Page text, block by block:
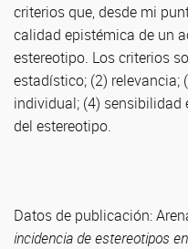
criterios que, desde mi
calidad epistémica de un
estereotipo. Los criterios
estadístico; (2)
individual; (4)
del estereotipo.
Datos de publicación:
incidencia de estereotipos